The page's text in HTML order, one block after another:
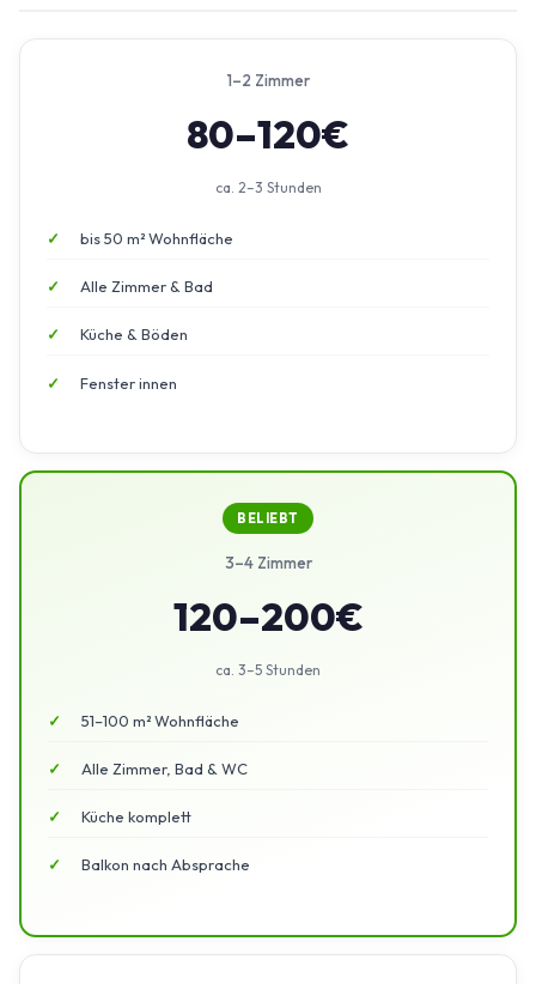
1–2 Zimmer
80–120€
ca. 2–3 Stunden
bis 50 m² Wohnfläche
Alle Zimmer & Bad
Küche & Böden
Fenster innen
BELIEBT
3–4 Zimmer
120–200€
ca. 3–5 Stunden
51–100 m² Wohnfläche
Alle Zimmer, Bad & WC
Küche komplett
Balkon nach Absprache